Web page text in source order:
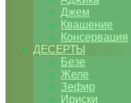
Джем
Квашение
Консервация
ДЕСЕРТЫ
Безе
Желе
Зефир
Ириски